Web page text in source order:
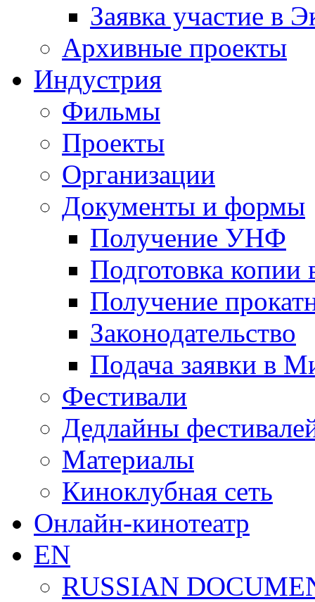
Заявка участие в
Архивные проекты
Индустрия
Фильмы
Проекты
Организации
Документы и формы
Получение УНФ
Подготовка копии
Получение
Законодательство
Подача заявки в
Фестивали
Дедлайны
Материалы
Киноклубная сеть
Онлайн-кинотеатр
EN
RUSSIAN